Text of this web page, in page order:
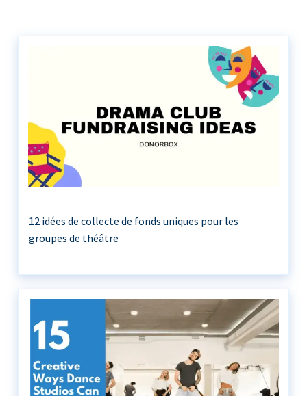
12 idées de collecte de fonds uniques pour les
groupes de théâtre